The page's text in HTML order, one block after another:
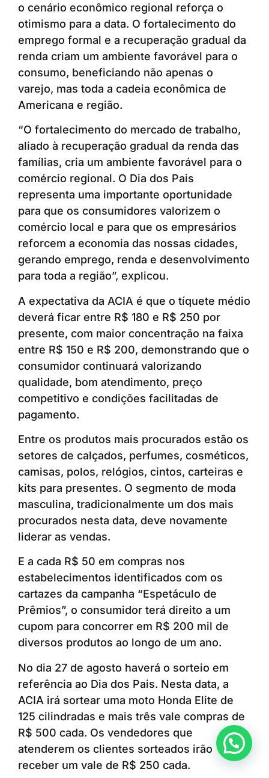
o cenário econômico regional reforça o
otimismo para a data. O fortalecimento do
emprego formal e a recuperação gradual da
renda criam um ambiente favorável para o
consumo, beneficiando não apenas o
varejo, mas toda a cadeia econômica de
Americana e região.
“O fortalecimento do mercado de trabalho,
aliado à recuperação gradual da renda das
famílias, cria um ambiente favorável para o
comércio regional. O Dia dos Pais
representa uma importante oportunidade
para que os consumidores valorizem o
comércio local e para que os empresários
reforcem a economia das nossas cidades,
gerando emprego, renda e desenvolvimento
para toda a região”, explicou.
A expectativa da ACIA é que o tíquete médio
deverá ficar entre R$ 180 e R$ 250 por
presente, com maior concentração na faixa
entre R$ 150 e R$ 200, demonstrando que o
consumidor continuará valorizando
qualidade, bom atendimento, preço
competitivo e condições facilitadas de
pagamento.
Entre os produtos mais procurados estão os
setores de calçados, perfumes, cosméticos,
camisas, polos, relógios, cintos, carteiras e
kits para presentes. O segmento de moda
masculina, tradicionalmente um dos mais
procurados nesta data, deve novamente
liderar as vendas.
E a cada R$ 50 em compras nos
estabelecimentos identificados com os
cartazes da campanha “Espetáculo de
Prêmios”, o consumidor terá direito a um
cupom para concorrer em R$ 200 mil de
diversos produtos ao longo de um ano.
No dia 27 de agosto haverá o sorteio em
referência ao Dia dos Pais. Nesta data, a
ACIA irá sortear uma moto Honda Elite de
125 cilindradas e mais três vale compras de
R$ 500 cada. Os vendedores que
atenderem os clientes sorteados irão
receber um vale de R$ 250 cada.
Anunciar ou recomendar matéria